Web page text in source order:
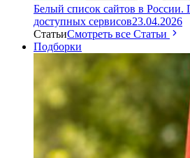
Белый список сайтов в России.
доступных сервисов23.04.2026
СтатьиСмотреть все Статьи
Подборки